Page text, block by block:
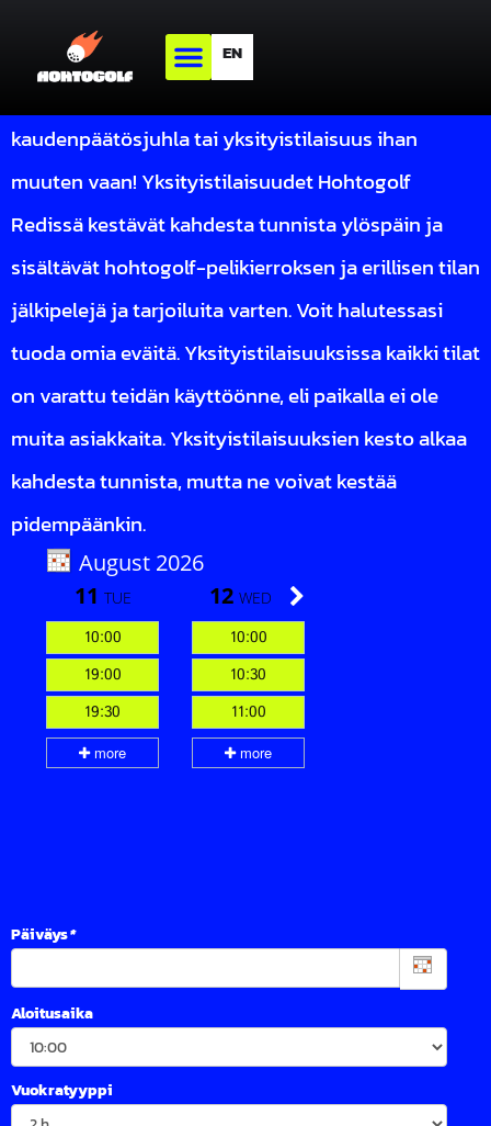
EN
Yksityistilaisuus Hohtogolf Redi
kaudenpäätösjuhla tai yksityistilaisuus ihan
muuten vaan! Yksityistilaisuudet Hohtogolf
Redissä kestävät kahdesta tunnista ylöspäin ja
sisältävät hohtogolf-pelikierroksen ja erillisen tilan
jälkipelejä ja tarjoiluita varten. Voit halutessasi
tuoda omia eväitä. Yksityistilaisuuksissa kaikki tilat
on varattu teidän käyttöönne, eli paikalla ei ole
muita asiakkaita. Yksityistilaisuuksien kesto alkaa
kahdesta tunnista, mutta ne voivat kestää
pidempäänkin.
Päiväys*
Aloitusaika
Vuokratyyppi